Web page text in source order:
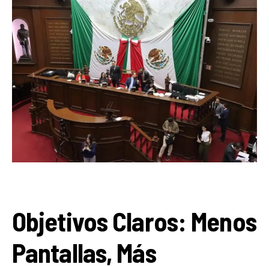
Objetivos Claros: Menos
Pantallas, Más